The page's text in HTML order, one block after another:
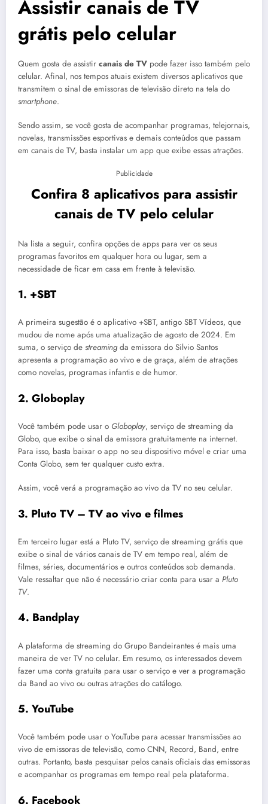
Assistir canais de TV
grátis pelo celular
Quem gosta de assistir canais de TV pode fazer isso também pelo
celular. Afinal, nos tempos atuais existem diversos aplicativos que
transmitem o sinal de emissoras de televisão direto na tela do
smartphone.
Sendo assim, se você gosta de acompanhar programas, telejornais,
novelas, transmissões esportivas e demais conteúdos que passam
em canais de TV, basta instalar um app que exibe essas atrações.
Publicidade
Confira 8 aplicativos para assistir
canais de TV pelo celular
Na lista a seguir, confira opções de apps para ver os seus
programas favoritos em qualquer hora ou lugar, sem a
necessidade de ficar em casa em frente à televisão.
1. +SBT
A primeira sugestão é o aplicativo +SBT, antigo SBT Vídeos, que
mudou de nome após uma atualização de agosto de 2024. Em
suma, o serviço de streamingda emissora do Silvio Santos
apresenta a programação ao vivo e de graça, além de atrações
como novelas, programas infantis e de humor.
2. Globoplay
Você também pode usar o Globoplay, serviço de streaming da
Globo, que exibe o sinal da emissora gratuitamente na internet.
Para isso, basta baixar o app no seu dispositivo móvel e criar uma
Conta Globo, sem ter qualquer custo extra.
Assim, você verá a programação ao vivo da TV no seu celular.
3. Pluto TV – TV ao vivo e filmes
Em terceiro lugar está a Pluto TV, serviço de streaming grátis que
exibe o sinal de vários canais de TV em tempo real, além de
filmes, séries, documentários e outros conteúdos sob demanda.
Vale ressaltar que não é necessário criar conta para usar a Pluto
TV.
4. Bandplay
A plataforma de streaming do Grupo Bandeirantes é mais uma
maneira de ver TV no celular. Em resumo, os interessados devem
fazer uma conta gratuita para usar o serviço e ver a programação
da Band ao vivo ou outras atrações do catálogo.
5. YouTube
Você também pode usar o YouTube para acessar transmissões ao
vivo de emissoras de televisão, como CNN, Record, Band, entre
outras. Portanto, basta pesquisar pelos canais oficiais das emissoras
e acompanhar os programas em tempo real pela plataforma.
6. Facebook